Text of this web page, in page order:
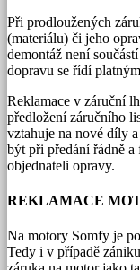
Při prodloužených
(materiálu) či jeho
demontáž není
dopravu se řídí
Reklamace v záruční
předložení záručního
vztahuje na nové díly
být při předání řádně a
objednateli opravy.
REKLAMACE
Na motory Somfy je
Tedy i v případě